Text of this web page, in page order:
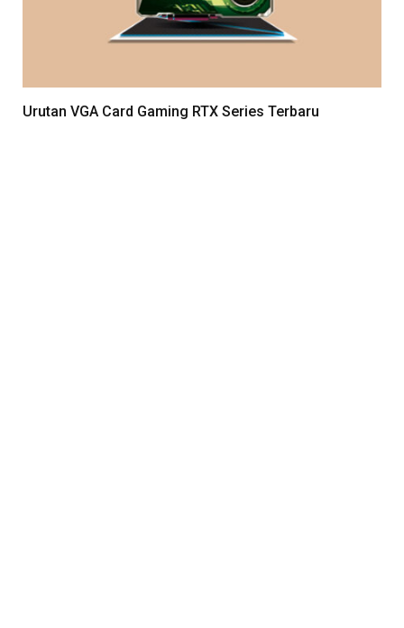
Urutan VGA Card Gaming RTX Series Terbaru